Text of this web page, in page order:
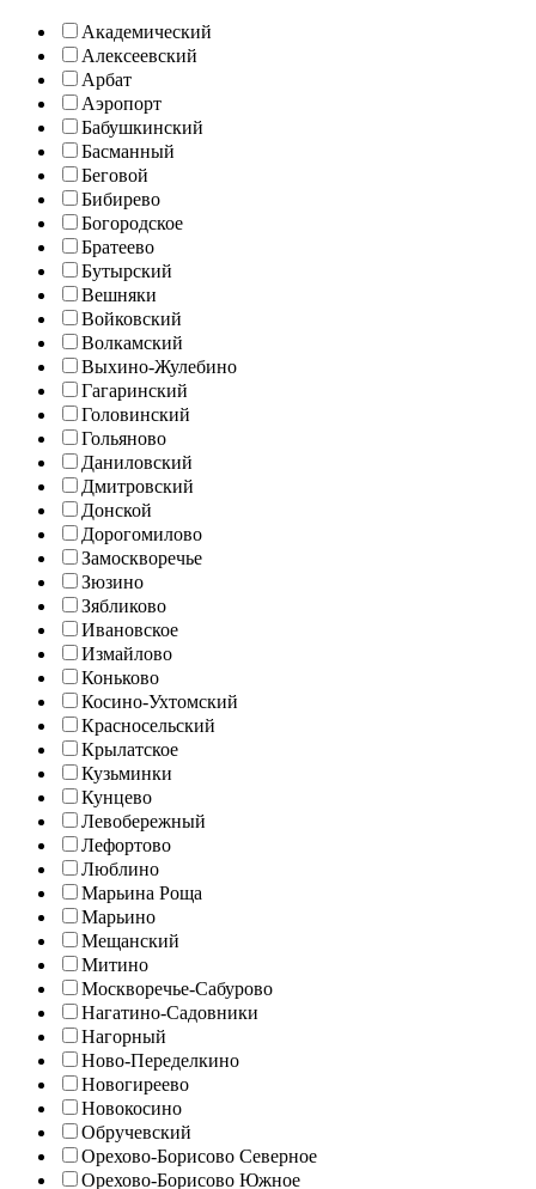
Академический
Алексеевский
Арбат
Аэропорт
Бабушкинский
Басманный
Беговой
Бибирево
Богородское
Братеево
Бутырский
Вешняки
Войковский
Волкамский
Выхино-Жулебино
Гагаринский
Головинский
Гольяново
Даниловский
Дмитровский
Донской
Дорогомилово
Замоскворечье
Зюзино
Зябликово
Ивановское
Измайлово
Коньково
Косино-Ухтомский
Красносельский
Крылатское
Кузьминки
Кунцево
Левобережный
Лефортово
Люблино
Марьина Роща
Марьино
Мещанский
Митино
Москворечье-Сабурово
Нагатино-Садовники
Нагорный
Ново-Переделкино
Новогиреево
Новокосино
Обручевский
Орехово-Борисово Северное
Орехово-Борисово Южное